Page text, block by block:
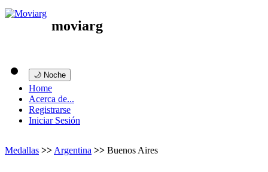
moviarg
🌙 Noche
Home
Acerca de...
Registrarse
Iniciar Sesión
Medallas >> Argentina >> Buenos Aires